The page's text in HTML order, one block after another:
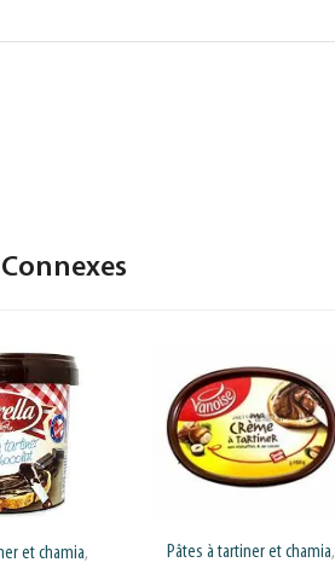
et chamia, Pâtes à tartiner et chamia,